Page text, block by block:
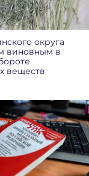
округа
виновным в
веществ